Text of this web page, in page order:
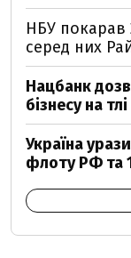
НБУ покарав
серед них
Нацбанк
бізнесу на
Україна
флоту РФ та